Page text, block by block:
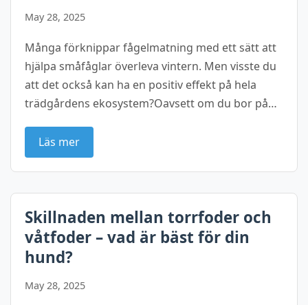
May 28, 2025
Många förknippar fågelmatning med ett sätt att
hjälpa småfåglar överleva vintern. Men visste du
att det också kan ha en positiv effekt på hela
trädgårdens ekosystem?Oavsett om du bor på…
Läs mer
Skillnaden mellan torrfoder och
våtfoder – vad är bäst för din
hund?
May 28, 2025